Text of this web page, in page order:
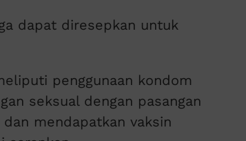
dapat diresepkan untuk
penggunaan kondom
seksual dengan pasangan
dan mendapatkan vaksin